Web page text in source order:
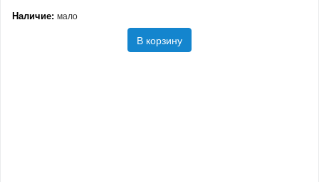
Наличие: мало
В корзину